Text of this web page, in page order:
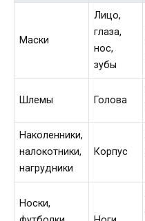
Маски
Лицо,
глаза,
нос,
зубы
Шлемы Голова
Наколенники,
налокотники,
нагрудники
Корпус
Носки,